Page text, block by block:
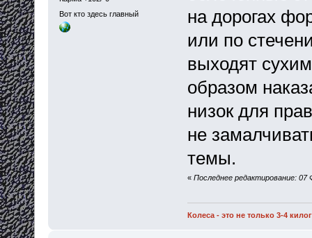
Вот кто здесь главный
на дорогах
или по
выходят
образом
низок для
не
темы.
« Последнее редактирование: 07
Колеса - это не только 3-4